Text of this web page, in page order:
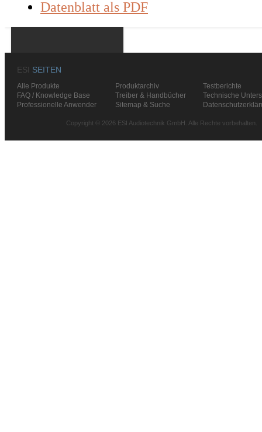
Datenblatt als PDF
ESI SEITEN
Alle Produkte Produktarchiv
Testberichte
FAQ / Knowledge Base
Treiber & Handbücher
Technische
Professionelle Anwender
Sitemap & Suche
Copyright © 2026 ESI Audiotechnik GmbH. Alle Rechte vorbehalten.